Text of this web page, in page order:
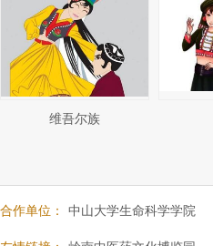
维吾尔族
合作单位： 中山大学生命科学学院